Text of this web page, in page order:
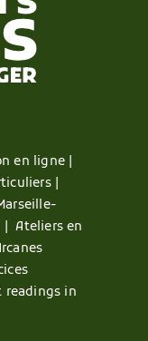
en ligne |
|
|Ateliers en
readings in